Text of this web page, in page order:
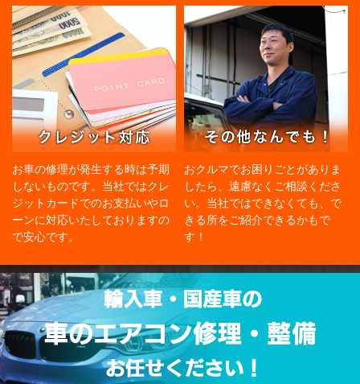
お車の修理が発生する時は予期
しないものです。当社ではクレ
ジットカードでのお支払いやロ
ーンに対応いたしておりますの
で安心です。
おクルマでお困りごとがありま
したら、遠慮なくご相談くださ
い。当社ではできなくても、で
きる所をご紹介できるかもで
す！